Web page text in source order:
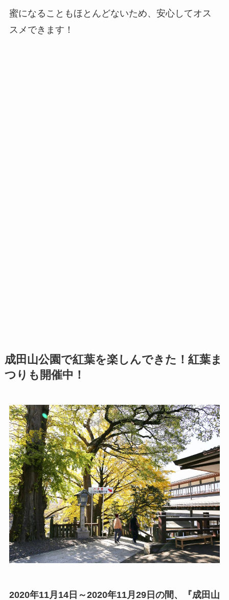
蜜になることもほとんどないため、安心してオス
スメできます！
成田山公園で紅葉を楽しんできた！紅葉ま
つりも開催中！
2020年11月14日～2020年11月29日の間、『成田山